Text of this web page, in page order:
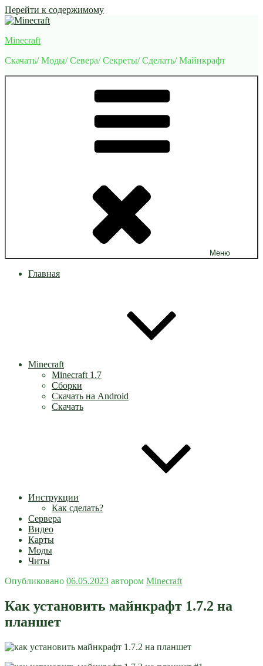
Перейти к содержимому
Minecraft
Скачать/ Моды/ Севера/ Секреты/ Сделать/ Майнкрафт
Меню
Главная
Minecraft
Minecraft 1.7
Сборки
Скачать на Android
Скачать
Инструкции
Как сделать?
Сервера
Видео
Карты
Моды
Читы
Опубликовано 06.05.2023 автором Minecraft
Как установить майнкрафт 1.7.2 на
планшет